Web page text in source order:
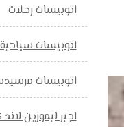
اتوبيسات رحلات
اتوبيسات سياحية
اتوبيسات
اجير ليموزين لاند